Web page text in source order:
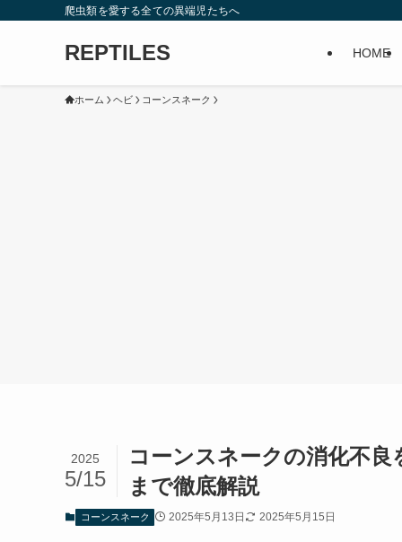
爬虫類を愛する全ての異端児たちへ
REPTILES HOME
ホーム ヘビ コーンスネーク
コーンスネークの消化不
まで徹底解説
2025
5/15
コーンスネーク 2025年5月13日 2025年5月15日